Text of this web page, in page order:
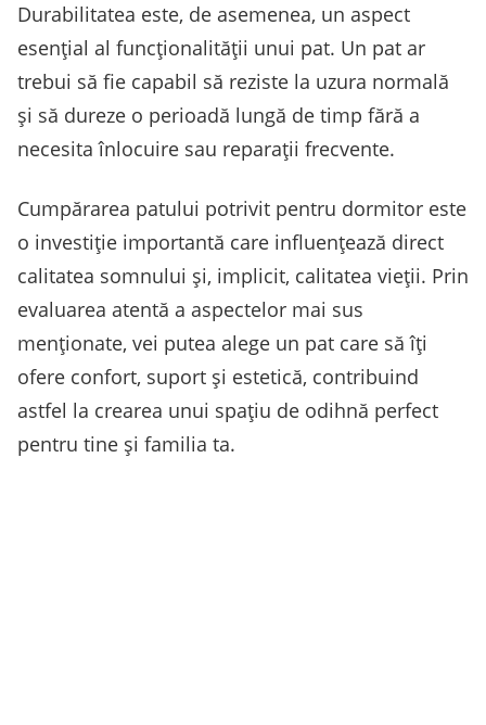
Durabilitatea este, de asemenea, un aspect
esențial al funcționalității unui pat. Un pat ar
trebui să fie capabil să reziste la uzura normală
și să dureze o perioadă lungă de timp fără a
necesita înlocuire sau reparații frecvente.
Cumpărarea patului potrivit pentru dormitor este
o investiție importantă care influențează direct
calitatea somnului și, implicit, calitatea vieții. Prin
evaluarea atentă a aspectelor mai sus
menționate, vei putea alege un pat care să îți
ofere confort, suport și estetică, contribuind
astfel la crearea unui spațiu de odihnă perfect
pentru tine și familia ta.